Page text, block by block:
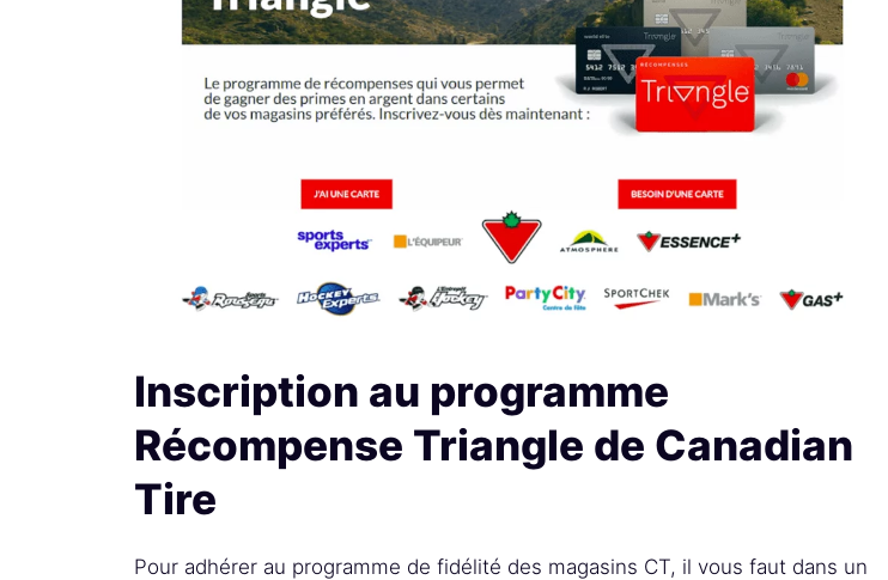
Inscription au programme
Récompense Triangle de Canadian
Tire
Pour adhérer au programme de fidélité des magasins CT, il vous faut dans un